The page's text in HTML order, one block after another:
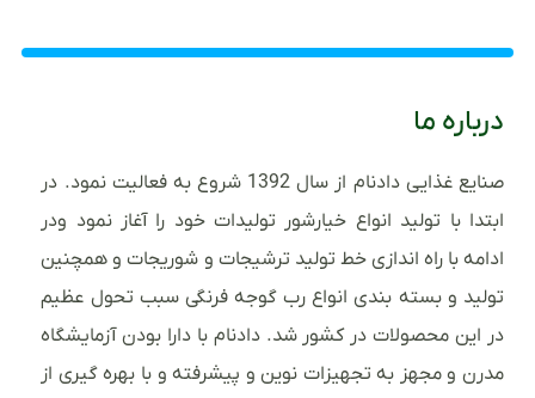
درباره ما
صنایع غذایی دادنام از سال 1392 شروع به فعالیت نمود. در
ابتدا با تولید انواع خیارشور تولیدات خود را آغاز نمود ودر
ادامه با راه اندازی خط تولید ترشیجات و شوریجات و همچنین
تولید و بسته بندی انواع رب گوجه فرنگی سبب تحول عظیم
در این محصولات در کشور شد. دادنام با دارا بودن آزمایشگاه
مدرن و مجهز به تجهیزات نوین و پیشرفته و با بهره گیری از